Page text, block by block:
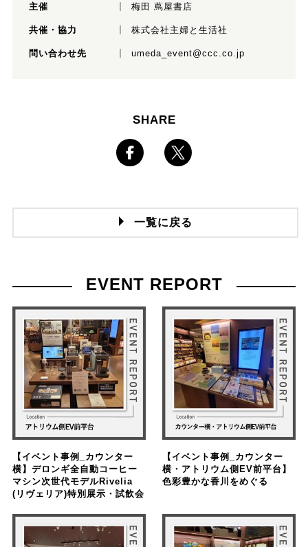
主催 梅田 蔦屋書店
共催・協力 株式会社主婦と生活社
問い合わせ先 umeda_event@ccc.co.jp
SHARE
一覧に戻る
EVENT REPORT
【イベント事例_カウンター
横】デロンギ全自動コーヒー
マシン次世代モデルRivelia
(リヴェリア)特別展示・試飲会
【イベント事例_カウンター
横・アトリウム側EV前平台】
色彩豊かな香川をめぐる